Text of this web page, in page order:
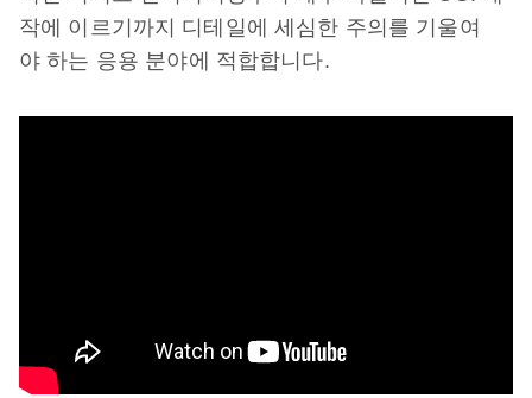
작에 이르기까지 디테일에 세심한 주의를 기울여
야 하는 응용 분야에 적합합니다.